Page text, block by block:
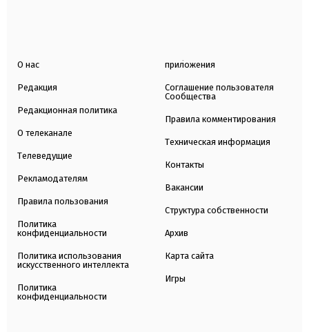
О нас
Редакция
Редакционная политика
О телеканале
Телеведущие
Рекламодателям
Правила пользования
Политика
конфиденциальности
Политика использования
искусственного интеллекта
Политика
конфиденциальности
приложения
Соглашение пользователя
Сообщества
Правила комментирования
Техническая информация
Контакты
Вакансии
Структура собственности
Архив
Карта сайта
Игры